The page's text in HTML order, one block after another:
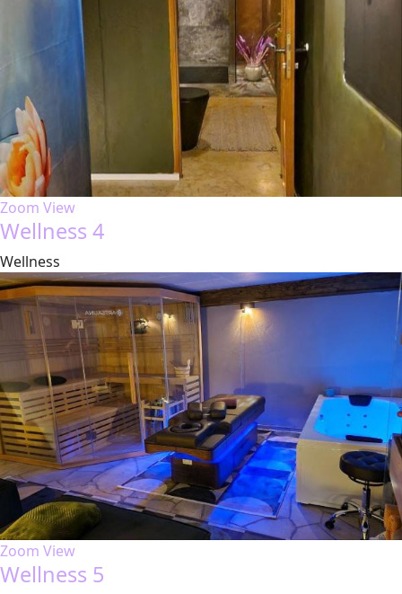
Zoom View
Wellness 4
Wellness
Zoom View
Wellness 5